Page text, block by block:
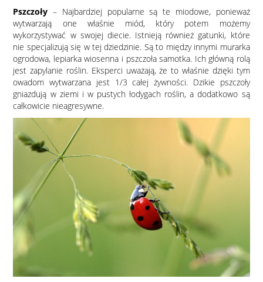
Pszczoły – Najbardziej popularne są te miodowe, ponieważ
wytwarzają one właśnie miód, który potem możemy
wykorzystywać w swojej diecie. Istnieją również gatunki, które
nie specjalizują się w tej dziedzinie. Są to między innymi murarka
ogrodowa, lepiarka wiosenna i pszczoła samotka. Ich główną rolą
jest zapylanie roślin. Eksperci uważają, że to właśnie dzięki tym
owadom wytwarzana jest 1/3 całej żywności. Dzikie pszczoły
gniazdują w ziemi i w pustych łodygach roślin, a dodatkowo są
całkowicie nieagresywne.